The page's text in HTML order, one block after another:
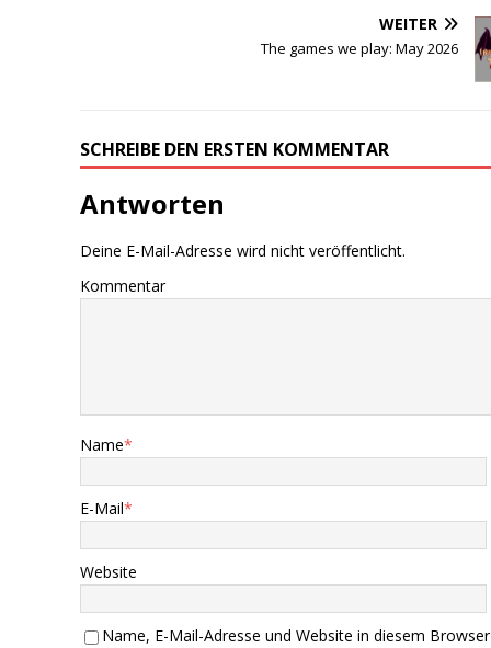
WEITER
The games we play: May 2026
SCHREIBE DEN ERSTEN KOMMENTAR
Antworten
Deine E-Mail-Adresse wird nicht veröffentlicht.
Kommentar
Name*
E-Mail*
Website
Name, E-Mail-Adresse und Website in diesem